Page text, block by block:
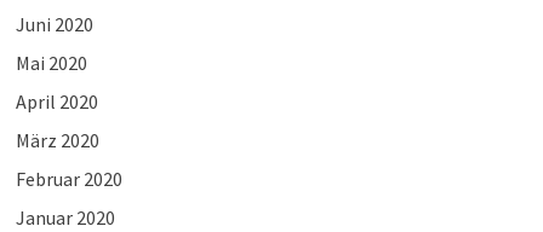
Juni 2020
Mai 2020
April 2020
März 2020
Februar 2020
Januar 2020